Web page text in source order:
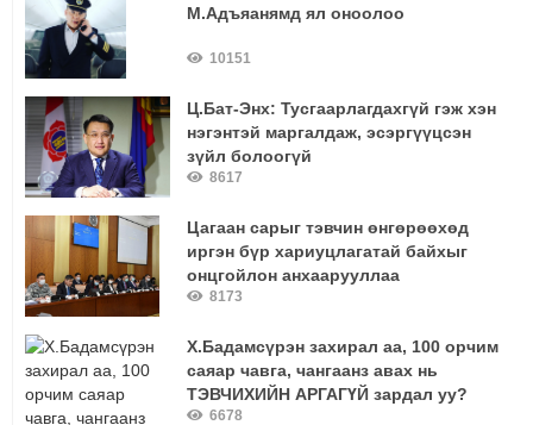
М.Адъяанямд ял оноолоо
10151
Ц.Бат-Энх: Тусгаарлагдахгүй гэж хэн
нэгэнтэй маргалдаж, эсэргүүцсэн
зүйл болоогүй
8617
Цагаан сарыг тэвчин өнгөрөөхөд
иргэн бүр хариуцлагатай байхыг
онцгойлон анхаарууллаа
8173
Х.Бадамсүрэн захирал аа, 100 орчим
саяар чавга, чангаанз авах нь
ТЭВЧИХИЙН АРГАГҮЙ зардал уу?
6678